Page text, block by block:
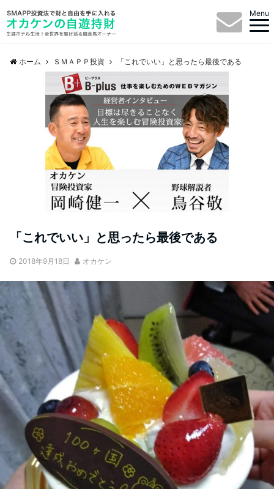
Menu
ホーム ＳＭＡＰＰ投資 「これでいい」と思ったら最後である
「これでいい」と思ったら最後である
2018年9月18日 オカケン